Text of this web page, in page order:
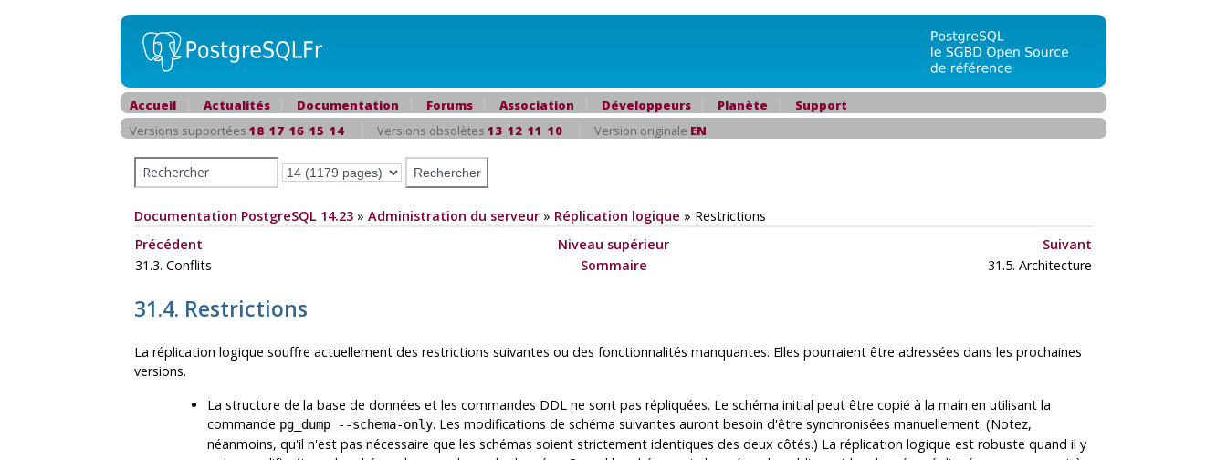
Accueil Actualités Documentation Forums Association Développeurs Planète
Support
Versions supportées 18 17 16 15 14 Versions obsolètes 13 12 11 10 Version originale EN
Documentation PostgreSQL 14.23 » Administration du serveur » Réplication logique » Restrictions
Précédent
Niveau supérieur
Suivant
31.3. Conflits
Sommaire 31.5. Architecture
31.4. Restrictions
La réplication logique souffre actuellement des restrictions suivantes ou des fonctionnalités manquantes. Elles pourraient être adressées dans les prochaines
versions.
La structure de la base de données et les commandes DDL ne sont pas répliquées. Le schéma initial peut être copié à la main en utilisant la
commande pg_dump --schema-only. Les modifications de schéma suivantes auront besoin d'être synchronisées manuellement. (Notez,
néanmoins, qu'il n'est pas nécessaire que les schémas soient strictement identiques des deux côtés.) La réplication logique est robuste quand il y